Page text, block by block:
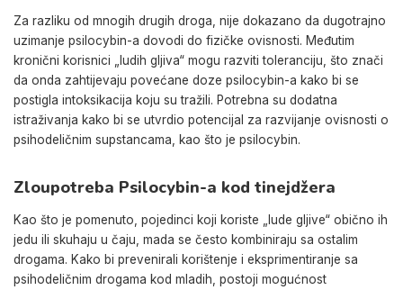
Za razliku od mnogih drugih droga, nije dokazano da dugotrajno
uzimanje psilocybin-a dovodi do fizičke ovisnosti. Međutim
kronični korisnici „ludih gljiva“ mogu razviti toleranciju, što znači
da onda zahtijevaju povećane doze psilocybin-a kako bi se
postigla intoksikacija koju su tražili. Potrebna su dodatna
istraživanja kako bi se utvrdio potencijal za razvijanje ovisnosti o
psihodeličnim supstancama, kao što je psilocybin.
Zloupotreba Psilocybin-a kod tinejdžera
Kao što je pomenuto, pojedinci koji koriste „lude gljive“ obično ih
jedu ili skuhaju u čaju, mada se često kombiniraju sa ostalim
drogama. Kako bi prevenirali korištenje i eksprimentiranje sa
psihodeličnim drogama kod mladih, postoji mogućnost